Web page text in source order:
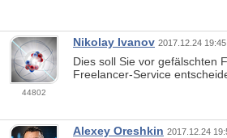
44802
Nikolay Ivanov 2017.12.24 19:45
Dies soll Sie vor gefälschten
Freelancer-Service
Alexey Oreshkin 2017.12.24